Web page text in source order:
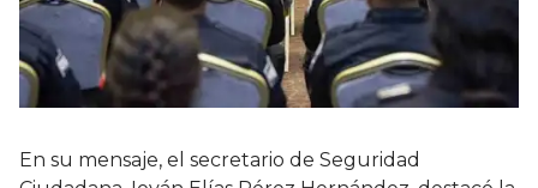
En su mensaje, el secretario de Seguridad